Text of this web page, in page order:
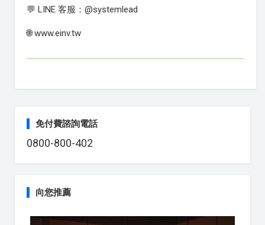
💬 LINE 客服：@systemlead
🌐 www.einv.tw
免付費諮詢電話
0800-800-402
向您推薦